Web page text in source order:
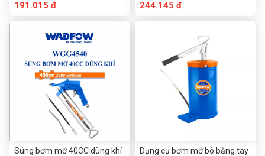
191.015 đ
Súng bơm mỡ 40CC dùng khí
244.145 đ
Dụng cụ bơm mỡ bò bằng tay